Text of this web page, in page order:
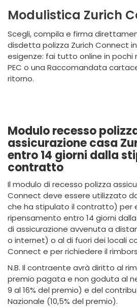
Modulistica Zurich
Scegli, compila e firma
disdetta polizza Zurich Connect
esigenze: fai tutto online in pochi
PEC o una Raccomandata
ritorno.
Modulo recesso
assicurazione casa
entro 14 giorni dalla
contratto
Il modulo di recesso polizza
Connect deve essere utilizzato
che ha stipulato il contratto) per
ripensamento entro 14 giorni
di assicurazione avvenuta a
o internet) o al di fuori dei locali
Connect e per richiedere il
N.B. Il contraente avrà diritto al
premio pagata e non goduta al
9 al 16% del premio) e del
Nazionale (10,5% del premio).